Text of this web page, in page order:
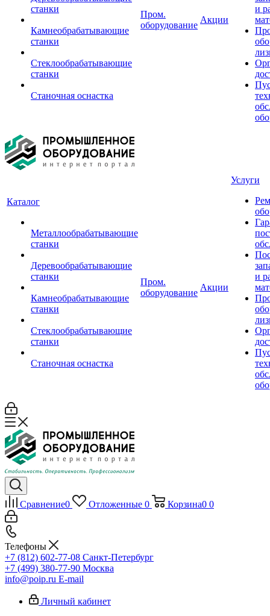
станки
Камнеобрабатывающие
станки
Стеклообрабатывающие
станки
Станочная оснастка
Пром.
оборудование
Акции
и
Каталог
Металлообрабатывающие
станки
Деревообрабатывающие
станки
Камнеобрабатывающие
станки
Стеклообрабатывающие
станки
Станочная оснастка
Пром.
оборудование
Акции
Услуги
и
Сравнение0 Отложенные 0 Корзина0 0
Телефоны
+7 (812) 602-77-08 Санкт-Петербург
+7 (499) 380-77-90 Москва
info@poip.ru E-mail
Личный кабинет